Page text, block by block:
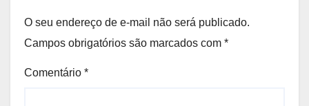
O seu endereço de e-mail não será publicado.
Campos obrigatórios são marcados com *
Comentário *